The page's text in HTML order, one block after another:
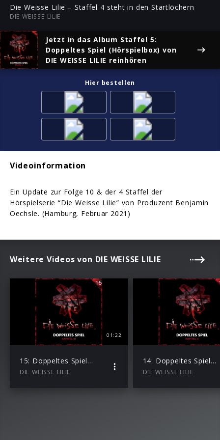
Die Weisse Lilie – Staffel 4 steht in den Startlöchern
DIE WEISSE LILIE
Jetzt in das Album Staffel 5:
Doppeltes Spiel (Hörspielbox)von
DIE WEISSE LILIE reinhören
Hier bestellen
Videoinformation
Ein Update zur Folge 10 & der 4 Staffel der
Hörspielserie “Die Weisse Lilie” von Produzent Benjamin
Oechsle. (Hamburg, Februar 2021)
Weitere Videos von DIE WEISSE LILIE
01:22
15: Doppeltes Spiel – Kapitel III (Hörprobe)
DIE WEISSE LILIE
14: Doppeltes Spiel – Kapitel II (Hörprobe)
DIE WEISSE LILIE